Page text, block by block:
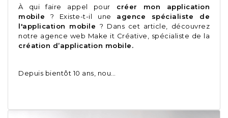
À qui faire appel pour créer mon application
mobile ? Existe-t-il une agence spécialiste de
l'application mobile ? Dans cet article, découvrez
notre agence web Make it Créative, spécialiste de la
création d’application mobile.
Depuis bientôt 10 ans, nou…